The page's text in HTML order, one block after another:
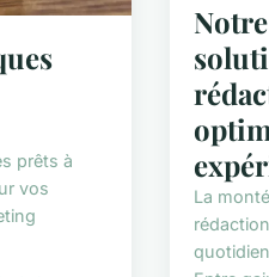
prêts à
vos
La